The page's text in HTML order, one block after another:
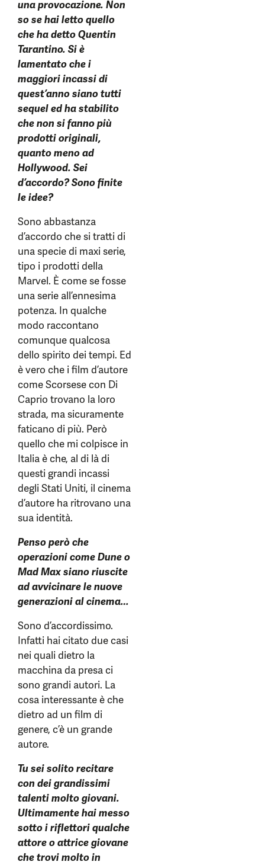
una provocazione. Non
so se hai letto quello
che ha detto Quentin
Tarantino. Si è
lamentato che i
maggiori incassi di
quest’anno siano tutti
sequel ed ha stabilito
che non si fanno più
prodotti originali,
quanto meno ad
Hollywood. Sei
d’accordo? Sono finite
le idee?
Sono abbastanza
d’accordo che si tratti di
una specie di maxi serie,
tipo i prodotti della
Marvel. È come se fosse
una serie all’ennesima
potenza. In qualche
modo raccontano
comunque qualcosa
dello spirito dei tempi. Ed
è vero che i film d’autore
come Scorsese con Di
Caprio trovano la loro
strada, ma sicuramente
faticano di più. Però
quello che mi colpisce in
Italia è che, al di là di
questi grandi incassi
degli Stati Uniti, il cinema
d’autore ha ritrovano una
sua identità.
Penso però che
operazioni come Dune o
Mad Max siano riuscite
ad avvicinare le nuove
generazioni al cinema…
Sono d’accordissimo.
Infatti hai citato due casi
nei quali dietro la
macchina da presa ci
sono grandi autori. La
cosa interessante è che
dietro ad un film di
genere, c’è un grande
autore.
Tu sei solito recitare
con dei grandissimi
talenti molto giovani.
Ultimamente hai messo
sotto i riflettori qualche
attore o attrice giovane
che trovi molto in